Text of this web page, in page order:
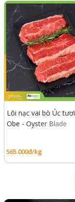
Lõi nạc vai bò Úc
Obe - Oyster Blade
565.000đ/kg